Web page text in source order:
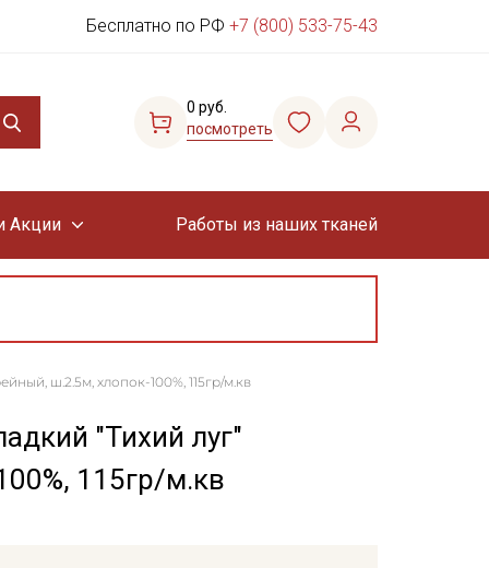
Бесплатно по РФ +7 (800) 533-75-43
0 руб.
посмотреть
Акции Работы из наших тканей
ш.2.5м, хлопок-100%, 115гр/м.кв
"Тихий луг"
115гр/м.кв